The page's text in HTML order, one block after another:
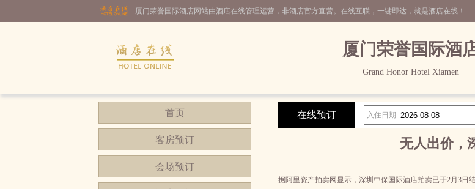
厦门荣誉国际酒店网站由酒店在线管理运营，非酒店官方直营。在线互联，一键即达，就是酒店在线！
厦门荣誉国际酒
Grand Honor Hotel Xiamen
首页
客房预订
会场预订
在线预订 入住日期
无人出价，
据阿里资产拍卖网显示，深圳中保国际酒店拍卖已于2月3日